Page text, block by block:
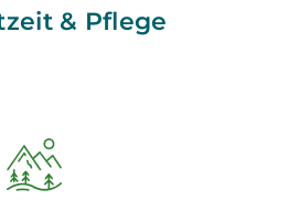
& Pflege